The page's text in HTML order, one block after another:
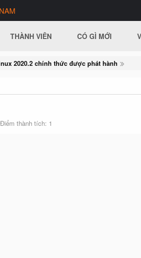
THÀNH VIÊN CÓ GÌ MỚI
2020.2 chính thức được phát hành
Điểm thành tích 1